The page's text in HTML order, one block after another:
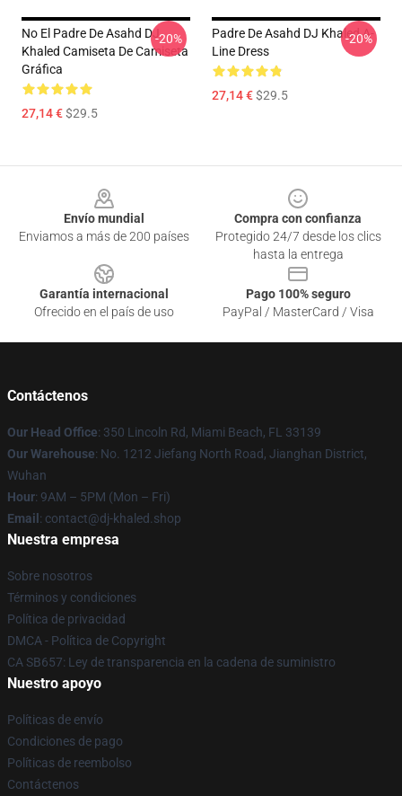
No El Padre De Asahd DJ
Khaled Camiseta De Camiseta
Gráfica
27,14 €$29.5
-20%
Padre De Asahd DJ Khaled A-
Line Dress
27,14 €$29.5
-20%
Envío mundial
Enviamos a más de 200 países
Compra con confianza
Protegido 24/7 desde los clics
hasta la entrega
Garantía internacional
Ofrecido en el país de uso
Pago 100% seguro
PayPal / MasterCard / Visa
Contáctenos
Our Head Office: 350 Lincoln Rd, Miami Beach, FL 33139
Our Warehouse: No. 1212 Jiefang North Road, Jianghan District,
Wuhan
Hour: 9AM – 5PM (Mon – Fri)
Email : contact@dj-khaled.shop
Nuestra empresa
Sobre nosotros
Términos y condiciones
Política de privacidad
DMCA - Política de Copyright
CA SB657: Ley de transparencia en la cadena de suministro
Nuestro apoyo
Políticas de envío
Condiciones de pago
Políticas de reembolso
Contáctenos